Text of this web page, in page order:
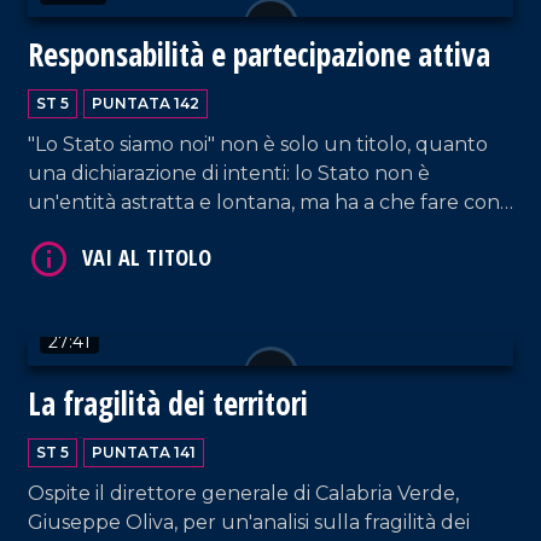
infettive della Dulbecco e con Martino Rizzo,
direttore del servizio di igiene e dell'Asp di
Cosenza. Approfondimento in esterna a cura di
Alessia Truzzolillo.
Responsabilità e partecipazione attiva
ST 5 PUNTATA 142
"Lo Stato siamo noi" non è solo un titolo, quanto
una dichiarazione di intenti: lo Stato non è
un'entità astratta e lontana, ma ha a che fare con
compongono. Al centro dello speciale condotto
garantire un Paese fondato sulla legalità. Il format
prende avvio con il collegamento, a cura di Elisa
Barresi, dalla città simbolo di Capaci.
27:41
La fragilità dei territori
ST 5 PUNTATA 141
Ospite il direttore generale di Calabria Verde,
Giuseppe Oliva, per un'analisi sulla fragilità dei
VAI AL TITOLO
VAI AL TITOLO